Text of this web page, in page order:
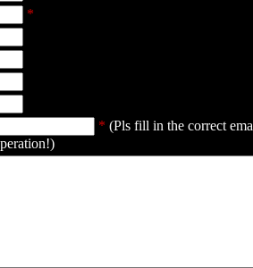
*
* (Pls fill in the correct